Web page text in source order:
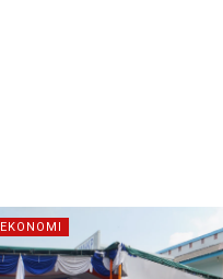
EKONOMI